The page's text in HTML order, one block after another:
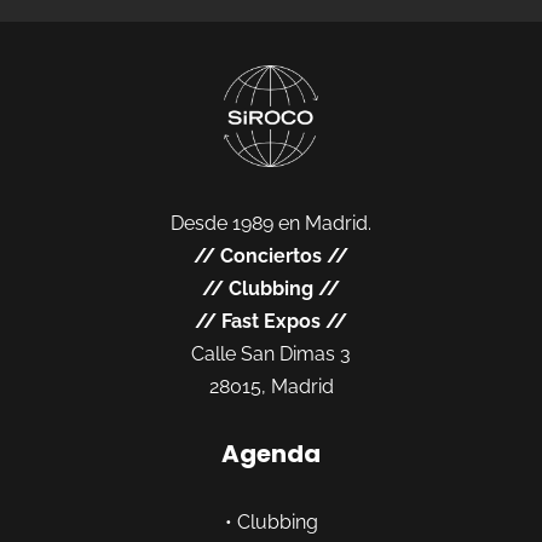
Desde 1989 en Madrid.
// Conciertos //
// Clubbing //
// Fast Expos //
Calle San Dimas 3
28015, Madrid
Agenda
• Clubbing